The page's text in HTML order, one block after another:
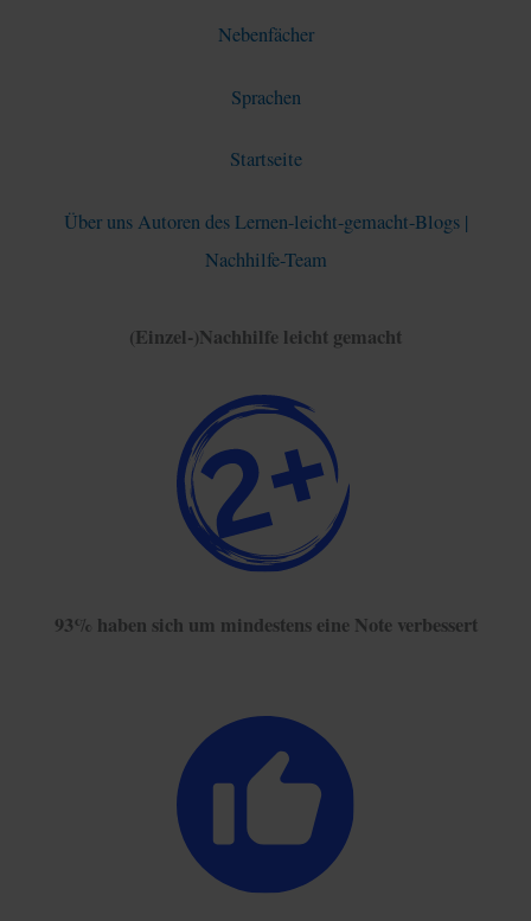
Nebenfächer
Sprachen
Startseite
Über uns Autoren des Lernen-leicht-gemacht-Blogs |
Nachhilfe-Team
(Einzel-)Nachhilfe leicht gemacht
93% haben sich um mindestens eine Note verbessert